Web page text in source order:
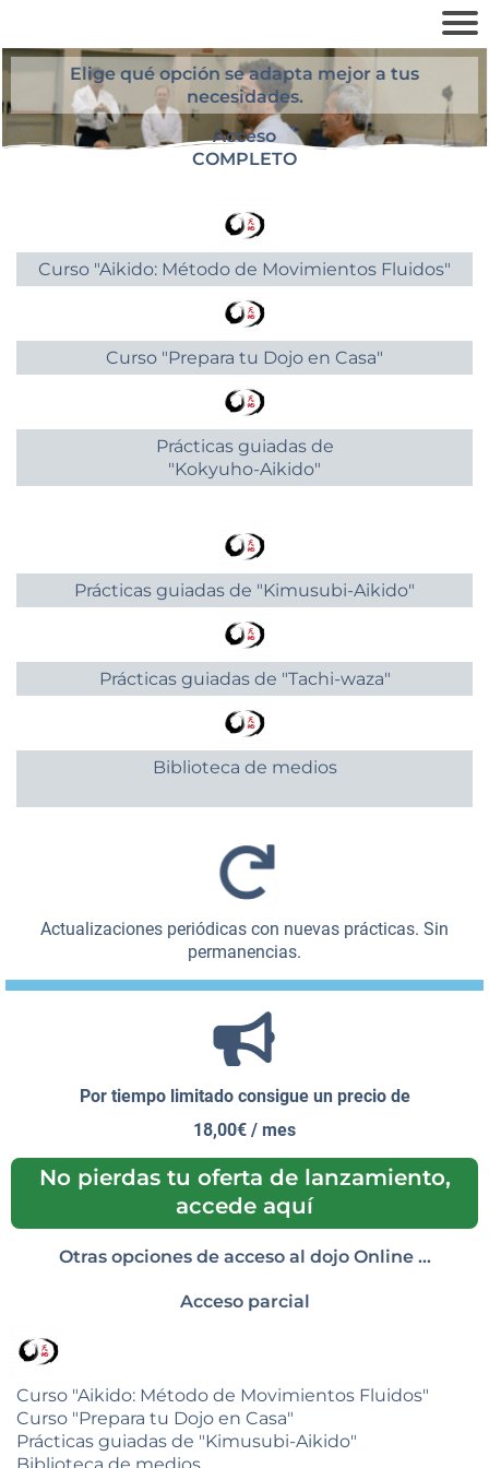
Elige qué opción se adapta mejor a tus
necesidades.
Acceso
COMPLETO
Curso "Aikido: Método de Movimientos Fluidos"​
Curso "Prepara tu Dojo en Casa"​
Prácticas guiadas de
"Kokyuho-Aikido"
Prácticas guiadas de "Kimusubi-Aikido"
Prácticas guiadas de "Tachi-waza"
Biblioteca de medios
Actualizaciones periódicas con nuevas prácticas. Sin
permanencias.
Por tiempo limitado consigue un precio de
18,00€ / mes
No pierdas tu oferta de lanzamiento,
accede aquí
Otras opciones de acceso al dojo Online ...
Acceso parcial
Curso "Aikido: Método de Movimientos Fluidos"
Curso "Prepara tu Dojo en Casa"
Prácticas guiadas de "Kimusubi-Aikido"